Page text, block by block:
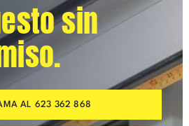
sin
AL 623 362 868